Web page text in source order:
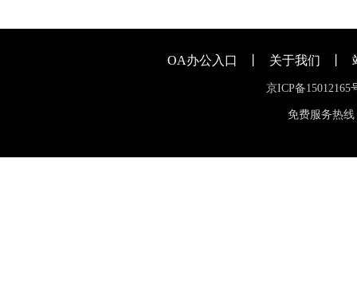
OA办公入口 关于我们
京ICP备15012165
免费服务热线